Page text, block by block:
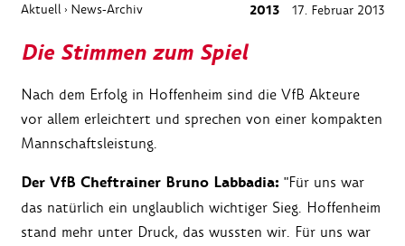
Aktuell › News-Archiv 2013 17. Februar 2013
Die Stimmen zum Spiel
Nach dem Erfolg in Hoffenheim sind die VfB Akteure
vor allem erleichtert und sprechen von einer kompakten
Mannschaftsleistung.
Der VfB Cheftrainer Bruno Labbadia: "Für uns war
das natürlich ein unglaublich wichtiger Sieg. Hoffenheim
stand mehr unter Druck, das wussten wir. Für uns war